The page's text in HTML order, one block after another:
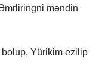
mǝndin
Yürikim ezilip